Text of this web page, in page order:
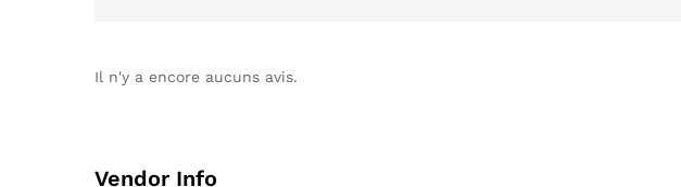
Il n'y a encore aucuns avis.
Vendor Info